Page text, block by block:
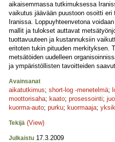
aikaisemmassa tutkimuksessa
vaikutus jäävään puustoon osoitti
Iranissa. Loppuyhteenvetona
mallit ja tulokset auttavat
tuottavuuteen ja kustannuksiin
eritoten tukin pituuden merkityksen.
metsätöiden uudelleen
ja ympäristöllisten tavoitteiden
Avainsanat
aikatutkimus; short-log -menetelmä;
moottorisaha; kaato; prosessointi;
kuorma-auto; purku; kuormaaja;
Tekijä (View)
Julkaistu 17.3.2009